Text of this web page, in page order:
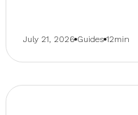
July 21, 2026 Guides 12min